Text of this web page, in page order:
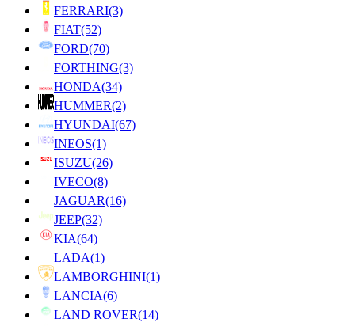
FERRARI(3)
FIAT(52)
FORD(70)
FORTHING(3)
HONDA(34)
HUMMER(2)
HYUNDAI(67)
INEOS(1)
ISUZU(26)
IVECO(8)
JAGUAR(16)
JEEP(32)
KIA(64)
LADA(1)
LAMBORGHINI(1)
LANCIA(6)
LAND ROVER(14)